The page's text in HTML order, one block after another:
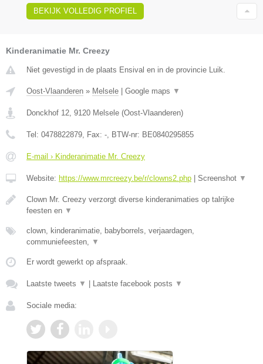
BEKIJK VOLLEDIG PROFIEL
Kinderanimatie Mr. Creezy
Niet gevestigd in de plaats Ensival en in de provincie Luik.
Oost-Vlaanderen » Melsele Google maps ▼
Donckhof 12, 9120 Melsele (Oost-Vlaanderen)
Tel: 0478822879, Fax: -, BTW-nr: BE0840295855
E-mail › Kinderanimatie Mr. Creezy
Website: https://www.mrcreezy.be/r/clowns2.php Screenshot ▼
Clown Mr. Creezy verzorgt diverse kinderanimaties op talrijke
feesten en ▼
clown, kinderanimatie, babyborrels, verjaardagen,
communiefeesten, ▼
Er wordt gewerkt op afspraak.
Laatste tweets ▼ Laatste facebook posts ▼
Sociale media: